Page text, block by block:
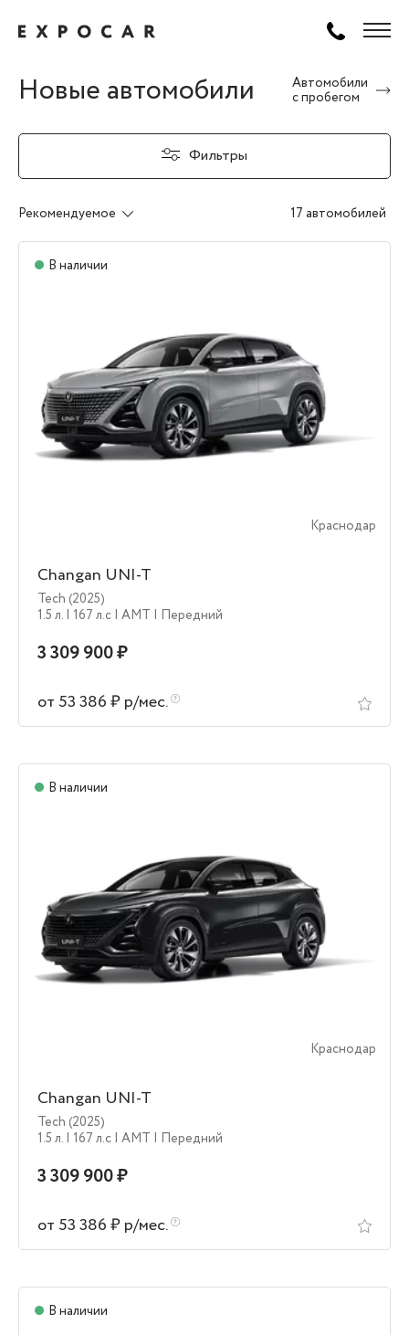
Новые автомобили
Автомобили
с пробегом
Фильтры
Рекомендуемое 17 автомобилей
В наличии
Краснодар
Changan UNI-T
Tech (2025)
1.5 л. | 167 л.c | AMT | Передний
3 309 900 ₽
от 53 386 ₽ р/мес.
В наличии
Краснодар
Changan UNI-T
Tech (2025)
1.5 л. | 167 л.c | AMT | Передний
3 309 900 ₽
от 53 386 ₽ р/мес.
В наличии